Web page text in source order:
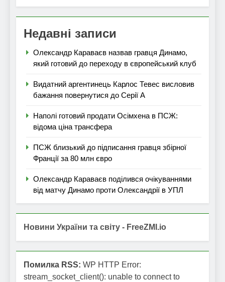
Недавні записи
Олександр Караваєв назвав гравця Динамо,
який готовий до переходу в європейський клуб
Видатний аргентинець Карлос Тевес висловив
бажання повернутися до Серії А
Наполі готовий продати Осімхена в ПСЖ:
відома ціна трансфера
ПСЖ близький до підписання гравця збірної
Франції за 80 млн євро
Олександр Караваєв поділився очікуваннями
від матчу Динамо проти Олександрії в УПЛ
Новини України та світу - FreeZMI.io
Помилка RSS: WP HTTP Error:
stream_socket_client(): unable to connect to